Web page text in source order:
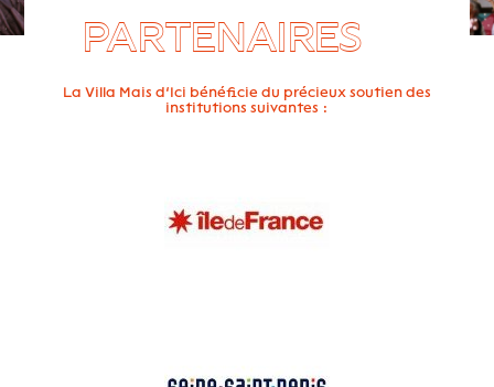
PARTENAIRES
La Villa Mais d’Ici bénéficie du précieux soutien des
institutions suivantes :